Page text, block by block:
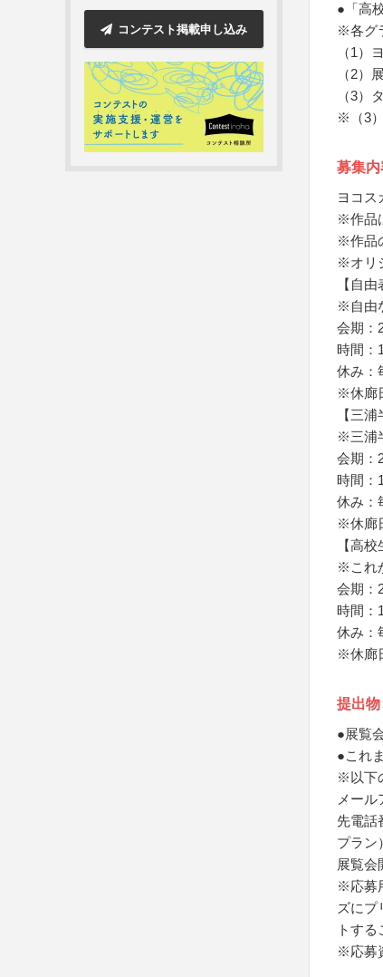
コンテスト掲載申し込み
●「高
※各グ
（1）
（2）
（3）
※（3
募集内
ヨコス
※作品
※作品
※オリ
【自
※自由
会期：
時間：
休み：
※休廊
【三
※三浦
会期：
時間：
休み：
※休廊
【高校
※これ
会期：
時間：
休み：
※休廊
提出物
●展覧
●これ
※以下
メー
先電話
プラン
展覧会
※応募
ズにプ
トす
※応募